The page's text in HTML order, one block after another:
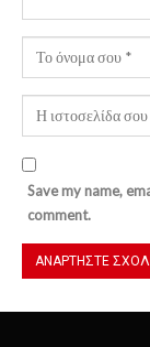
Save my name,
comment.